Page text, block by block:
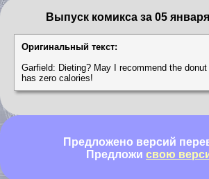
Выпуск комикса за 05
Оригинальный текст:
Garfield: Dieting? May I recommend the
has zero calories!
Предложено версий
Предложи свою